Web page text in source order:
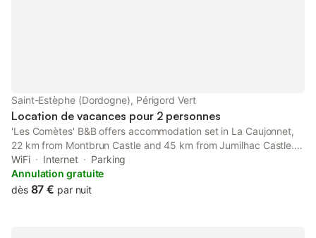
Saint-Estèphe (Dordogne), Périgord Vert
Location de vacances pour 2 personnes
'Les Comètes' B&B offers accommodation set in La Caujonnet,
22 km from Montbrun Castle and 45 km from Jumilhac Castle. It
is situated 21 km from Rochechouart - Nature Park and features
private check-in and check-out.
WiFi Internet
Parking
Annulation gratuite
dès 87 € par nuit